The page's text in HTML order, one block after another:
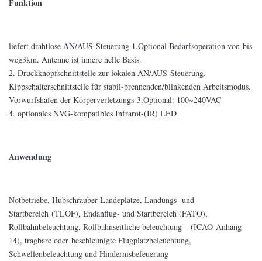
Funktion
liefert drahtlose AN/AUS-Steuerung 1.Optional Bedarfsoperation von bis
weg3km. Antenne ist innere helle Basis.
2. Druckknopfschnittstelle zur lokalen AN/AUS-Steuerung.
Kippschalterschnittstelle für stabil-brennenden/blinkenden Arbeitsmodus.
Vorwurfshafen der Körperverletzungs-3.Optional: 100~240VAC
4. optionales NVG-kompatibles Infrarot-(IR) LED
Anwendung
Notbetriebe, Hubschrauber-Landeplätze, Landungs- und
Startbereich (TLOF), Endanflug- und Startbereich (FATO),
Rollbahnbeleuchtung, Rollbahnseitliche beleuchtung – (ICAO-Anhang
14), tragbare oder beschleunigte Flugplatzbeleuchtung,
Schwellenbeleuchtung und Hindernisbefeuerung